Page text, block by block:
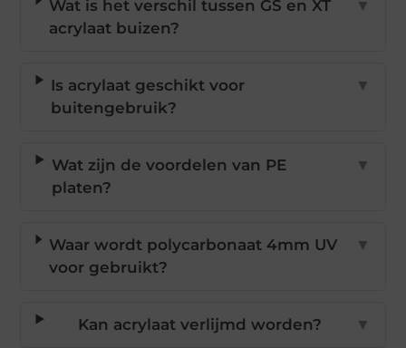
Wat is het verschil tussen GS en XT
acrylaat buizen?
▼
Is acrylaat geschikt voor
buitengebruik?
▼
Wat zijn de voordelen van PE
platen?
▼
Waar wordt polycarbonaat 4mm UV
voor gebruikt?
▼
Kan acrylaat verlijmd worden? ▼